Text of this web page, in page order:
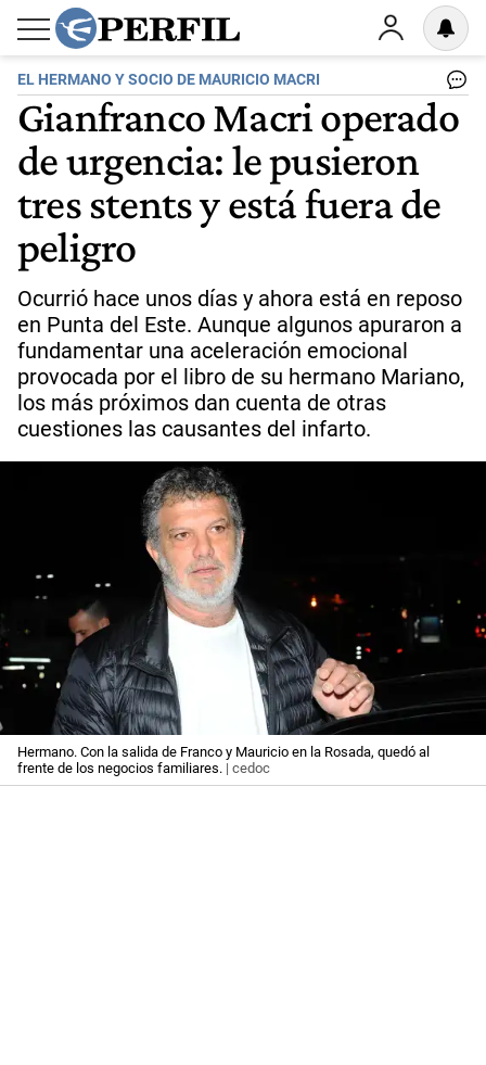
EL HERMANO Y SOCIO DE MAURICIO MACRI
Gianfranco Macri operado
de urgencia: le pusieron
tres stents y está fuera de
peligro
Ocurrió hace unos días y ahora está en reposo
en Punta del Este. Aunque algunos apuraron a
fundamentar una aceleración emocional
provocada por el libro de su hermano Mariano,
los más próximos dan cuenta de otras
cuestiones las causantes del infarto.
Hermano. Con la salida de Franco y Mauricio en la Rosada, quedó al
frente de los negocios familiares. | cedoc